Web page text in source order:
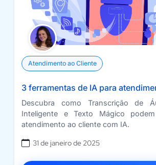
Atendimento ao Cliente
3 ferramentas de IA para
Descubra como Transcrição de
Inteligente e Texto Mágico
atendimento ao cliente com IA.
31 de janeiro de 2025